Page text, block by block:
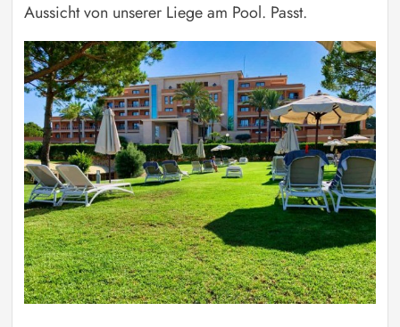
Aussicht von unserer Liege am Pool. Passt.